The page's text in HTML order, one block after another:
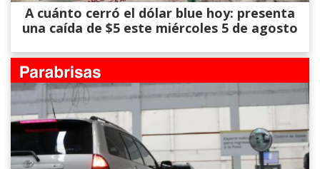
A cuánto cerró el dólar blue hoy: presenta
una caída de $5 este miércoles 5 de agosto